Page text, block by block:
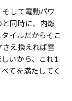
して電動パワ
と同時に、内燃
イルだからそこ
え換えれば雪
いから、これ1
てを満たしてく